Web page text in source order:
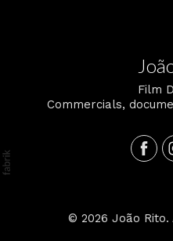
Film
Commercials,
© 2026 João